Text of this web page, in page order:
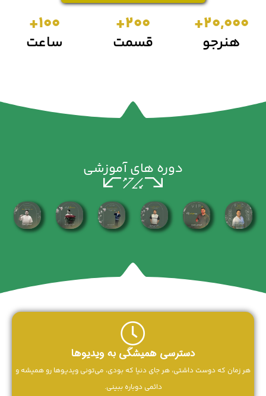
20,000+
هنرجو
200+
قسمت
100+
ساعت
دوره های آموزشی
دسترسی همیشگی به ویدیوها
هر زمان که دوست داشتی، هر جای دنیا که بودی، می‌تونی ویدیوها رو همیشه و
دائمی دوباره ببینی.